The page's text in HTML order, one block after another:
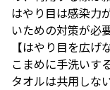
はやり目は感染力
いための対策が必
【はやり目を広げ
こまめに手洗いす
タオルは共用しな